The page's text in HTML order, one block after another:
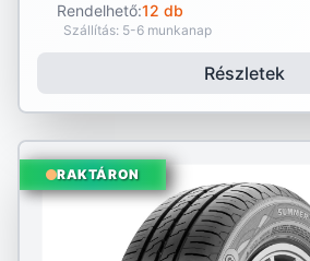
Rendelhető:12 db
Szállítás: 5-6 munkanap
Részletek
RAKTÁRON